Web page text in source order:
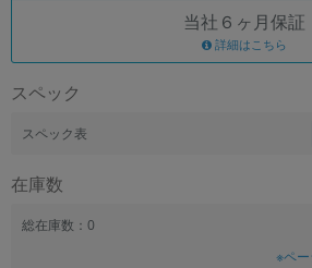
当社６ヶ月保証
詳細はこちら
スペック
スペック表
在庫数
総在庫数：0
※ペ
OS
OSの絞り込み
メモリ